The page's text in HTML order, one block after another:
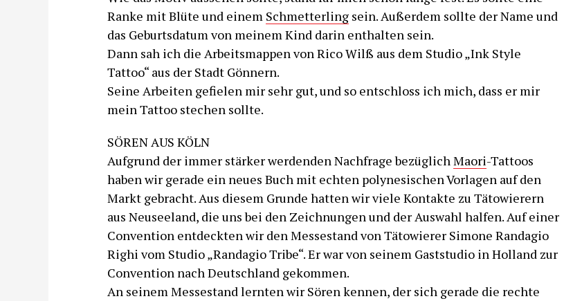
Ranke mit Blüte und einem Schmetterlingsein. Außerdem sollte der Name und
das Geburtsdatum von meinem Kind darin enthalten sein.
Dann sah ich die Arbeitsmappen von Rico Wilß aus dem Studio „Ink Style
Tattoo“ aus der Stadt Gönnern.
Seine Arbeiten gefielen mir sehr gut, und so entschloss ich mich, dass er mir
mein Tattoo stechen sollte.
SÖREN AUS KÖLN
Aufgrund der immer stärker werdenden Nachfrage bezüglichMaori-Tattoos
haben wir gerade ein neues Buch mit echten polynesischen Vorlagen auf den
Markt gebracht. Aus diesem Grunde hatten wir viele Kontakte zu Tätowierern
aus Neuseeland, die uns bei den Zeichnungen und der Auswahl halfen. Auf einer
Convention entdeckten wir den Messestand von Tätowierer Simone Randagio
Righi vom Studio „Randagio Tribe“. Er war von seinem Gaststudio in Holland zur
Convention nach Deutschland gekommen.
An seinem Messestand lernten wir Sören kennen, der sich gerade die rechte